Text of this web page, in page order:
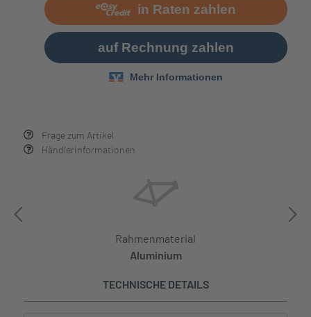
Frage zum Artikel
Händlerinformationen
Rahmenmaterial
Aluminium
TECHNISCHE DETAILS